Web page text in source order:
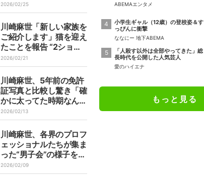
2026/02/25
川崎麻世「新しい家族を
ご紹介します」猫を迎え
たことを報告 “2ショッ
ト”も披露
2026/02/21
川崎麻世、5年前の免許
証写真と比較し驚き「確
かに太ってた時期なんで
すね」
2026/02/13
川崎麻世、各界のプロフ
ェッショナルたちが集ま
った“男子会”の様子を報
告「実は皆さん凄い方々
で…」
2026/02/09
ABEMAエンタメ
小学生ギャル（12歳）の登校姿＆す
っぴんに衝撃
ななにー 地下ABEMA
「人殺す以外は全部やってきた」総
長時代を公開した人気芸人
愛のハイエナ
もっと見る